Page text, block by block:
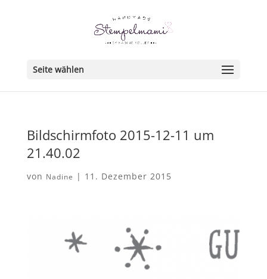
Seite wählen
Bildschirmfoto 2015-12-11 um
21.40.02
von Nadine | 11. Dezember 2015